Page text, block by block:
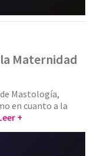
Maternidad
Mastología,
en cuanto a la
+